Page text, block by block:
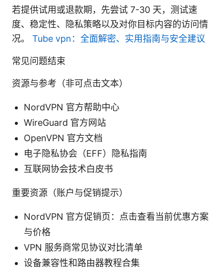
若提供试用或退款期，先尝试 7-30 天，测试速
度、稳定性、隐私策略以及对你目标内容的访问情
况。 Tube vpn：全面解密、实用指南与安全建议
常见问题结束
资源与参考（非可点击文本）
NordVPN 官方帮助中心
WireGuard 官方网站
OpenVPN 官方文档
电子隐私协会（EFF）隐私指南
互联网协会技术白皮书
重要资源（账户与促销提示）
NordVPN 官方促销页：点击查看当前优惠方案
与价格
VPN 服务商常见协议对比清单
设备兼容性和路由器教程合集